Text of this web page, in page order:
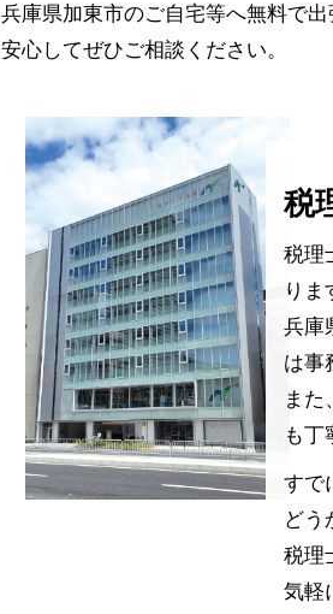
兵庫県加東市のご自宅等へ無料で
安心してぜひご相談ください。
税
税理
りま
兵庫
は事
また
も丁
すで
どう
税理
気軽